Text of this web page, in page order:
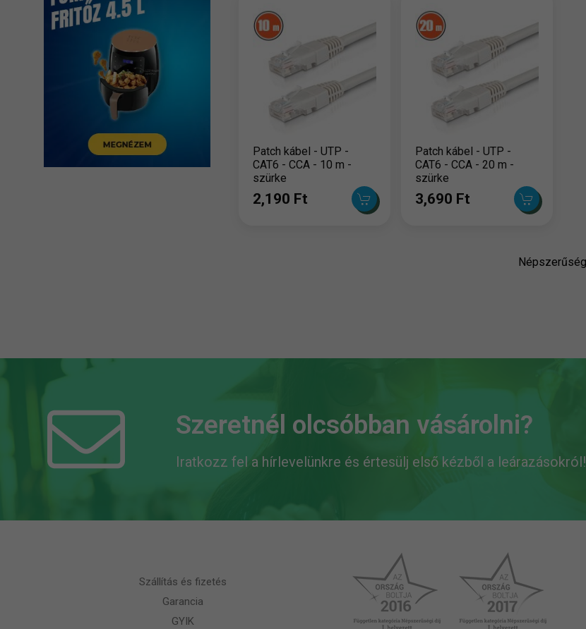
Patch kábel - UTP -
CAT6 - CCA - 10 m -
szürke
2,190 Ft
Patch kábel - UTP -
CAT6 - CCA - 20 m -
szürke
3,690 Ft
Szeretnél olcsóbban vásárolni?
Iratkozz fel a hírlevelünkre és értesülj első kézből a leárazásokról!
Szállítás és fizetés
Garancia
GYIK